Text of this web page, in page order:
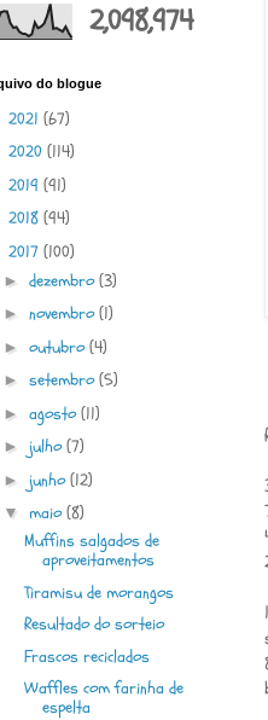
2,098,974
do blogue
2021 (67)
2020 (114)
2019 (91)
2018 (94)
2017 (100)
► dezembro(3)
► novembro(1)
► outubro(4)
► setembro(5)
► agosto(11)
► julho(7)
► junho(12)
▼ maio(8)
Muffins salgados de
aproveitamentos
Tiramisu de morangos
Resultado do sorteio
Frascos reciclados
Waffles com farinha de
espelta